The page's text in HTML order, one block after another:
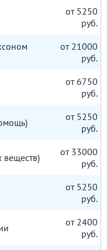
от 5250
руб.
от 21000
руб.
от 6750
руб.
от 5250
руб.
от 33000
руб.
от 5250
руб.
от 2400
руб.